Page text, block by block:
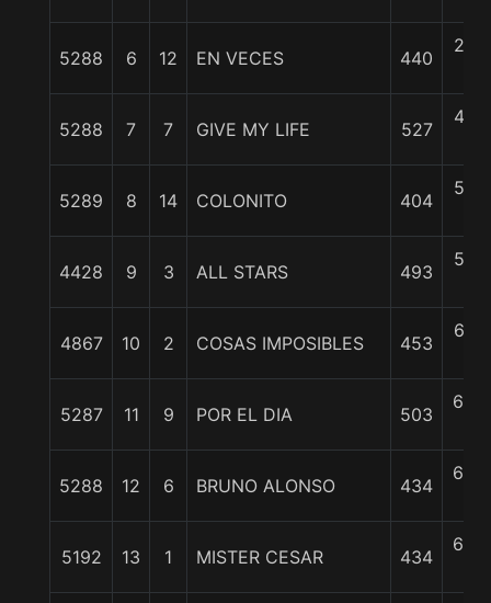
5288 6 12 EN VECES 440
2 1/
5288 7 7 GIVE MY LIFE 527
4 1/
5289 8 14 COLONITO 404
5 1/
4428 9 3 ALL STARS 493
5 1/
4867 10 2 COSAS IMPOSIBLES 453
6 1/
5287 11 9 POR EL DIA 503
6 3/
5288 12 6 BRUNO ALONSO 434
6 3/
5192 13 1 MISTER CESAR 434
6 3/